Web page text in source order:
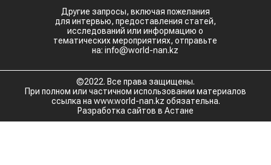
Другие запросы, включая пожелания
для интервью, предоставления статей,
исследований или информацию о
тематических мероприятиях, отправьте
на: info@world-nan.kz
©2022. Все права защищены.
При полном или частичном использовании материалов
ссылка на www.world-nan.kz обязательна.
Разработка сайтов в Астане